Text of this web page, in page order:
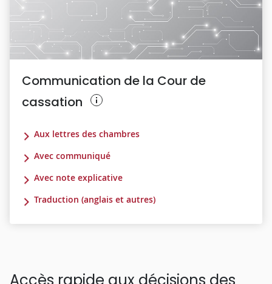
Communication de la Cour de
cassation
Aux lettres des chambres
Avec communiqué
Avec note explicative
Traduction (anglais et autres)
Accès rapide aux décisions des